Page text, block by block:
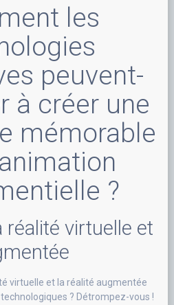
les
peuvent-
à créer une
mémorable
?
virtuelle et
virtuelle et la réalité augmentée
? Détrompez-vous !